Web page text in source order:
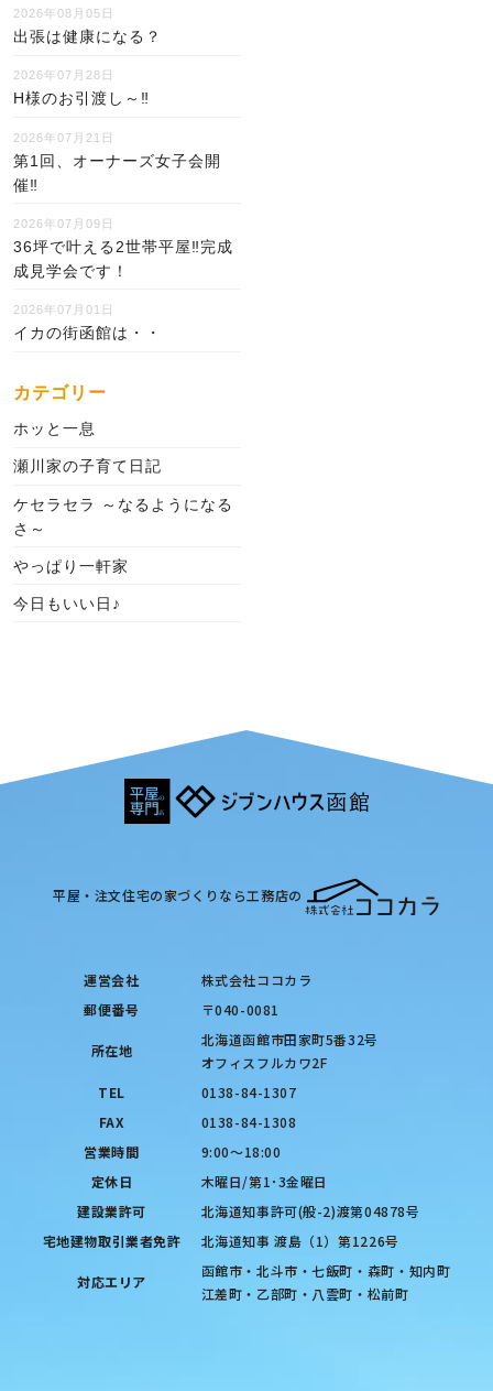
2026年08月05日
出張は健康になる？
2026年07月28日
H様のお引渡し～‼
2026年07月21日
第1回、オーナーズ女子会開
催‼
2026年07月09日
36坪で叶える2世帯平屋‼完成
成見学会です！
2026年07月01日
イカの街函館は・・
カテゴリー
ホッと一息
瀬川家の子育て日記
ケセラセラ ～なるようになる
さ～
やっぱり一軒家
今日もいい日♪
平屋・注文住宅の家づくりなら工務店の
運営会社
株式会社ココカラ
郵便番号
〒040-0081
所在地
北海道函館市田家町5番32号
オフィスフルカワ2F
TEL
0138-84-1307
FAX
0138-84-1308
営業時間
9:00〜18:00
定休日
木曜日/第1･3金曜日
建設業許可
北海道知事許可(般-2)渡第04878号
宅地建物取引業者免許
北海道知事 渡島（1）第1226号
対応エリア
函館市・北斗市・七飯町・森町・知内町
江差町・乙部町・八雲町・松前町